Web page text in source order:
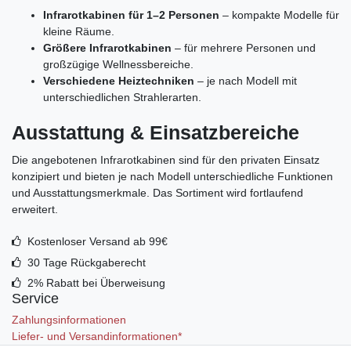
Infrarotkabinen für 1–2 Personen – kompakte Modelle für
kleine Räume.
Größere Infrarotkabinen – für mehrere Personen und
großzügige Wellnessbereiche.
Verschiedene Heiztechniken – je nach Modell mit
unterschiedlichen Strahlerarten.
Ausstattung & Einsatzbereiche
Die angebotenen Infrarotkabinen sind für den privaten Einsatz
konzipiert und bieten je nach Modell unterschiedliche Funktionen
und Ausstattungsmerkmale. Das Sortiment wird fortlaufend
erweitert.
Kostenloser Versand ab 99€
30 Tage Rückgaberecht
2% Rabatt bei Überweisung
Service
Zahlungsinformationen
Liefer- und Versandinformationen*